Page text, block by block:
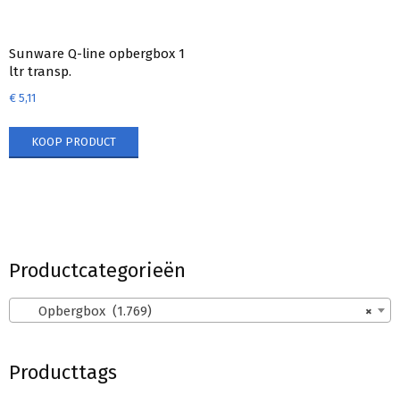
Sunware Q-line opbergbox 1
ltr transp.
€ 5,11
KOOP PRODUCT
Productcategorieën
×
Opbergbox (1.769)
Producttags